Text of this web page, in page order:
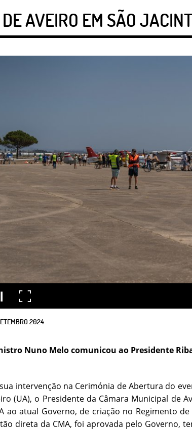
AVEIRO EM SÃO
2024
Nuno Melo comunicou ao Presidente
intervenção na Cerimónia de Abertura do
(UA), o Presidente da Câmara Municipal de
ao atual Governo, de criação no Regimento
direta da CMA, foi aprovada pelo Governo,